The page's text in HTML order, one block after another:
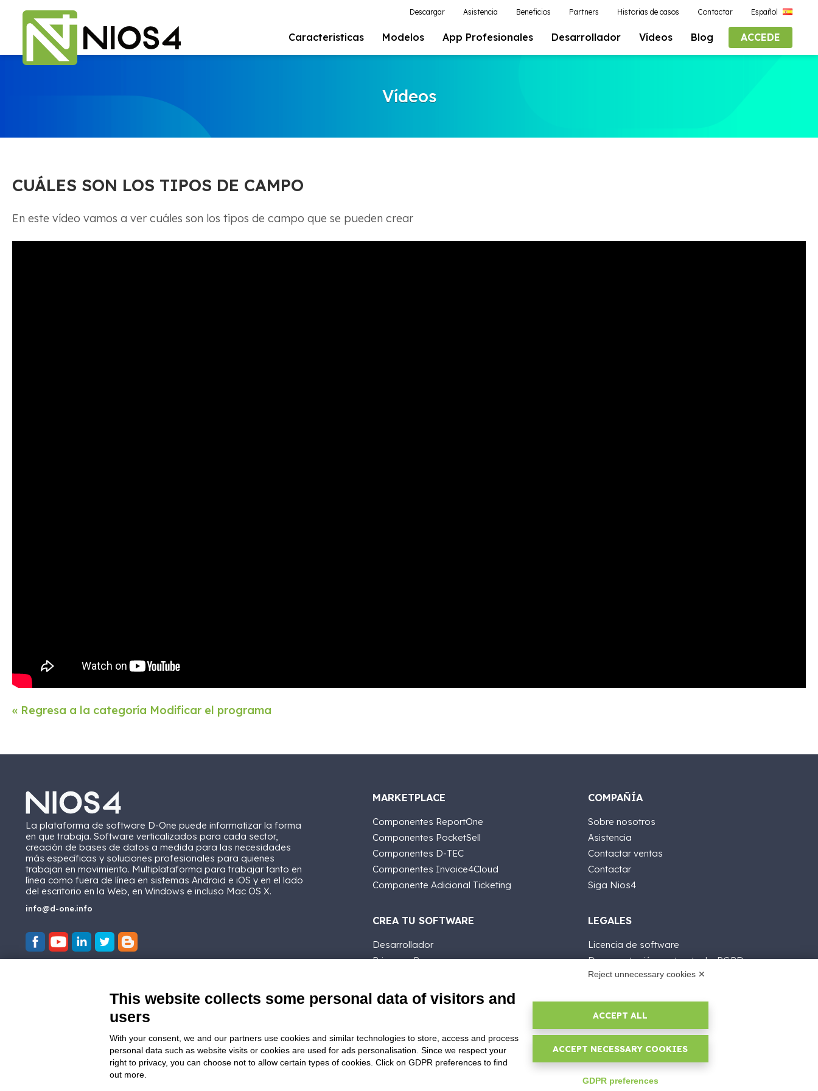
Descargar Asistencia Beneficios Partners Historias de casos Contactar Español
Caracteristicas Modelos App Profesionales Desarrollador Vídeos Blog ACCEDE
Vídeos
CUÁLES SON LOS TIPOS DE CAMPO
En este vídeo vamos a ver cuáles son los tipos de campo que se pueden crear
« Regresa a la categoría Modificar el programa
La plataforma de software D-One puede informatizar la forma
en que trabaja. Software verticalizados para cada sector,
creación de bases de datos a medida para las necesidades
más específicas y soluciones profesionales para quienes
trabajan en movimiento. Multiplataforma para trabajar tanto en
línea como fuera de línea en sistemas Android e iOS y en el lado
del escritorio en la Web, en Windows e incluso Mac OS X.
info@d-one.info
MARKETPLACE
Componentes ReportOne
Componentes PocketSell
Componentes D-TEC
Componentes Invoice4Cloud
Componente Adicional Ticketing
CREA TU SOFTWARE
Desarrollador
Primeros Pasos
E-Book
Blog
COMPAÑÍA
Sobre nosotros
Asistencia
Contactar ventas
Contactar
Siga Nios4
LEGALES
Licencia de software
Documentación contractual y RGPD
Condiciones generales de suministro
Configuraciones cookie
Reject unnecessary cookies ✕
This website collects some personal data of visitors and
users
With your consent, we and our partners use cookies and similar technologies to store, access and process
personal data such as website visits or cookies are used for ads personalisation. Since we respect your
right to privacy, you can choose not to allow certain types of cookies. Click on GDPR preferences to find
out more.
ACCEPT ALL
ACCEPT NECESSARY COOKIES
GDPR preferences